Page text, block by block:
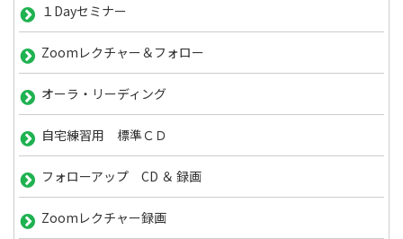
１Dayセミナー
Zoomレクチャー＆フォロー
オーラ・リーディング
自宅練習用 標準ＣＤ
フォローアップ CD ＆ 録画
Zoomレクチャー録画